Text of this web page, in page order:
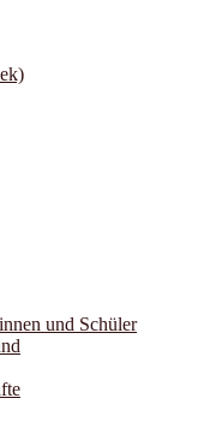
und Schüler